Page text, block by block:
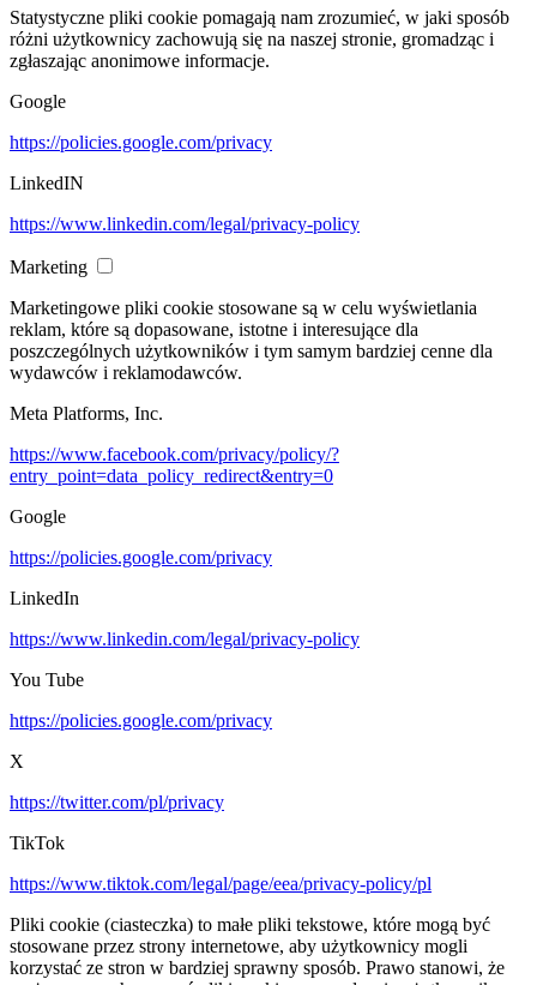
Statystyczne pliki cookie pomagają nam zrozumieć, w jaki sposób
różni użytkownicy zachowują się na naszej stronie, gromadząc i
zgłaszając anonimowe informacje.
Google
https://policies.google.com/privacy
LinkedIN
https://www.linkedin.com/legal/privacy-policy
Marketing
Marketingowe pliki cookie stosowane są w celu wyświetlania
reklam, które są dopasowane, istotne i interesujące dla
poszczególnych użytkowników i tym samym bardziej cenne dla
wydawców i reklamodawców.
Meta Platforms, Inc.
https://www.facebook.com/privacy/policy/?
entry_point=data_policy_redirect&entry=0
Google
https://policies.google.com/privacy
LinkedIn
https://www.linkedin.com/legal/privacy-policy
You Tube
https://policies.google.com/privacy
X
https://twitter.com/pl/privacy
TikTok
https://www.tiktok.com/legal/page/eea/privacy-policy/pl
Pliki cookie (ciasteczka) to małe pliki tekstowe, które mogą być
stosowane przez strony internetowe, aby użytkownicy mogli
korzystać ze stron w bardziej sprawny sposób. Prawo stanowi, że